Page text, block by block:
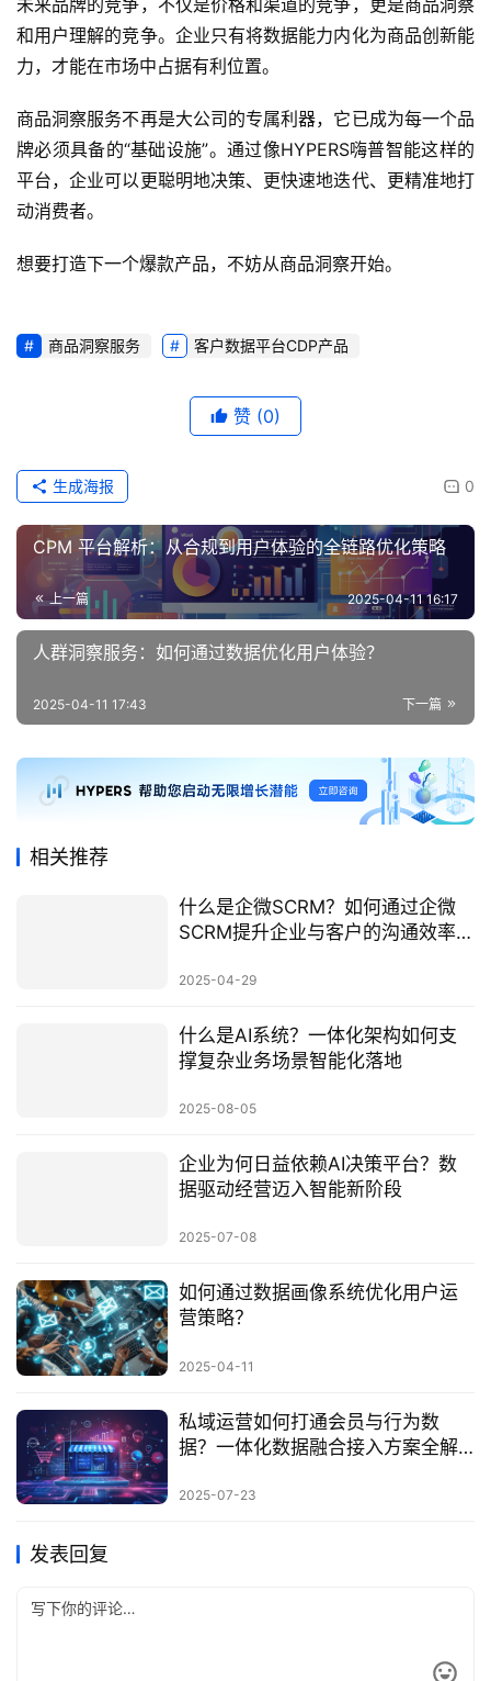
和用户理解的竞争。企业只有将数据能力内化为商品创新能
力，才能在市场中占据有利位置。
商品洞察服务不再是大公司的专属利器，它已成为每一个品
牌必须具备的“基础设施”。通过像HYPERS嗨普智能这样的
平台，企业可以更聪明地决策、更快速地迭代、更精准地打
动消费者。
想要打造下一个爆款产品，不妨从商品洞察开始。
商品洞察服务 客户数据平台CDP产品
赞 (0)
0
生成海报
CPM 平台解析：从合规到用户体验的全链路优化策略
上一篇 2025-04-11 16:17
人群洞察服务：如何通过数据优化用户体验？
下一篇
2025-04-11 17:43
相关推荐
什么是企微SCRM？如何通过企微
SCRM提升企业与客户的沟通效率和
2025-04-29
什么是AI系统？一体化架构如何支
撑复杂业务场景智能化落地
2025-08-05
企业为何日益依赖AI决策平台？数
据驱动经营迈入智能新阶段
2025-07-08
如何通过数据画像系统优化用户运
营策略？
2025-04-11
私域运营如何打通会员与行为数
据？一体化数据融合接入方案全解
2025-07-23
发表回复